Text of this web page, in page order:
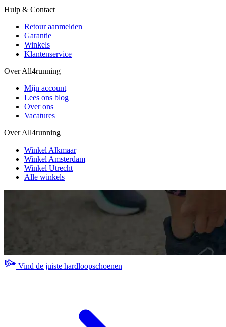
Hulp & Contact
Retour aanmelden
Garantie
Winkels
Klantenservice
Over All4running
Mijn account
Lees ons blog
Over ons
Vacatures
Over All4running
Winkel Alkmaar
Winkel Amsterdam
Winkel Utrecht
Alle winkels
Vind de juiste hardloopschoenen